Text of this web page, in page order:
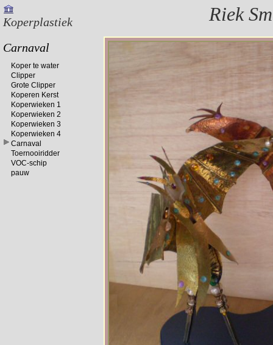
Riek
Koperplastiek
Koper te water
Clipper
Grote Clipper
Koperen Kerst
Koperwieken 1
Koperwieken 2
Koperwieken 3
Koperwieken 4
Carnaval
Toernooiridder
VOC-schip
pauw
Carnaval